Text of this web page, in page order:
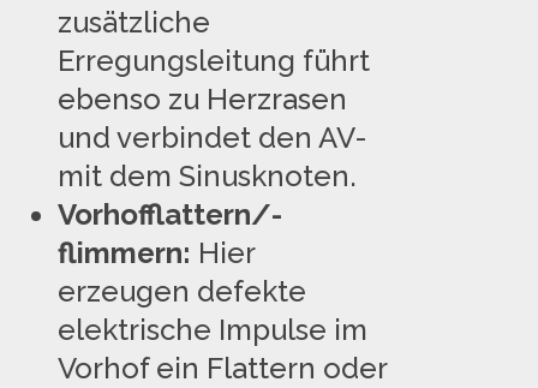
zusätzliche
Erregungsleitung führt
ebenso zu Herzrasen
und verbindet den AV-
mit dem Sinusknoten.
Vorhofflattern/-
flimmern: Hier
erzeugen defekte
elektrische Impulse im
Vorhof ein Flattern oder